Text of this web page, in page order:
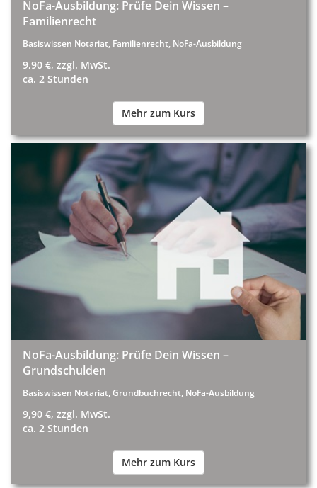
NoFa-Ausbildung: Prüfe Dein Wissen –
Familienrecht
Basiswissen Notariat, Familienrecht, NoFa-Ausbildung
9,90 €, zzgl. MwSt.
ca. 2 Stunden
Mehr zum Kurs
NoFa-Ausbildung: Prüfe Dein Wissen –
Grundschulden
Basiswissen Notariat, Grundbuchrecht, NoFa-Ausbildung
9,90 €, zzgl. MwSt.
ca. 2 Stunden
Mehr zum Kurs